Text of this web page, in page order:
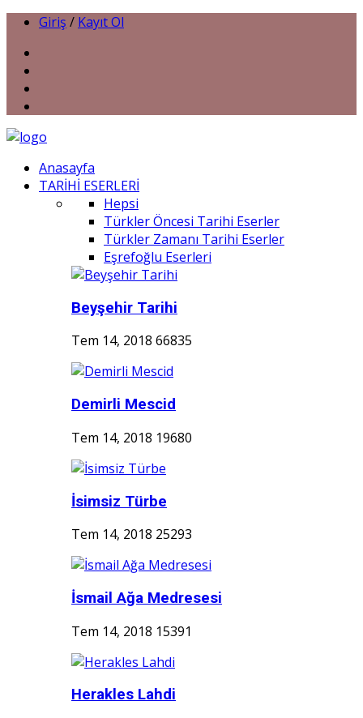
Giriş / Kayıt Ol
Anasayfa
TARİHİ ESERLERİ
Hepsi
Türkler Öncesi Tarihi Eserler
Türkler Zamanı Tarihi Eserler
Eşrefoğlu Eserleri
Beyşehir Tarihi
Tem 14, 2018 66835
Demirli Mescid
Tem 14, 2018 19680
İsimsiz Türbe
Tem 14, 2018 25293
İsmail Ağa Medresesi
Tem 14, 2018 15391
Herakles Lahdi